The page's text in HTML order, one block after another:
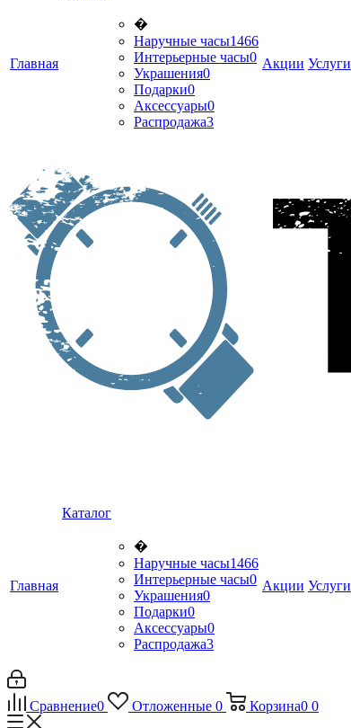
Главная
�
Наручные часы1466
Интерьерные часы0
Украшения0
Подарки0
Аксессуары0
Распродажа3
Акции Услуги
Главная
Каталог
�
Наручные часы1466
Интерьерные часы0
Украшения0
Подарки0
Аксессуары0
Распродажа3
Акции Услуги
Сравнение0 Отложенные 0 Корзина0 0